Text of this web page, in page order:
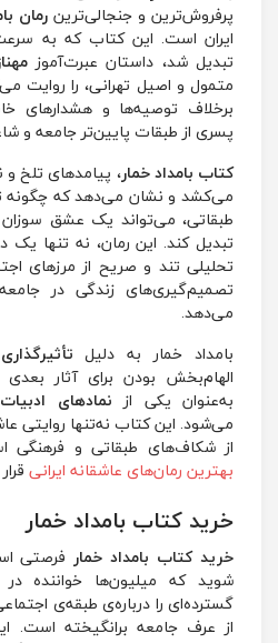
پرفروش‌ترین و جنجالی‌ترین رمان
ایران است. این کتاب که به
تبدیل شد، داستان عبرت‌آموز
متمول و اصیل تهرانی، را روایت
برخلاف توصیه‌ها و هشدارهای
پسری از طبقات پایین‌تر جامعه و
کتاب بامداد خمار، پیامدهای تلخ و
می‌کشد و نشان می‌دهد که چگونه
طبقاتی، می‌تواند یک عشق سوزان
تبدیل کند. این رمان، نه تنها یک
تحلیلی تند و صریح از مرزهای
تصمیم‌گیری‌های زندگی در
می‌دهد.
بامداد خمار به دلیل
الهام‌بخش بودن برای آثار بعدی
به‌عنوان یکی از نمادهای
می‌شود. این کتاب نه‌تنها روایتی
از شکاف‌های طبقاتی و
بهترین رمان‌های عاشقانه ایرانی
خرید کتاب بامداد خمار
خرید کتاب بامداد خمار فرصتی
شوید که میلیون‌ها خواننده
گسترده‌ای را درباره‌ی طبقه‌ی
از عرف جامعه برانگیخته است.